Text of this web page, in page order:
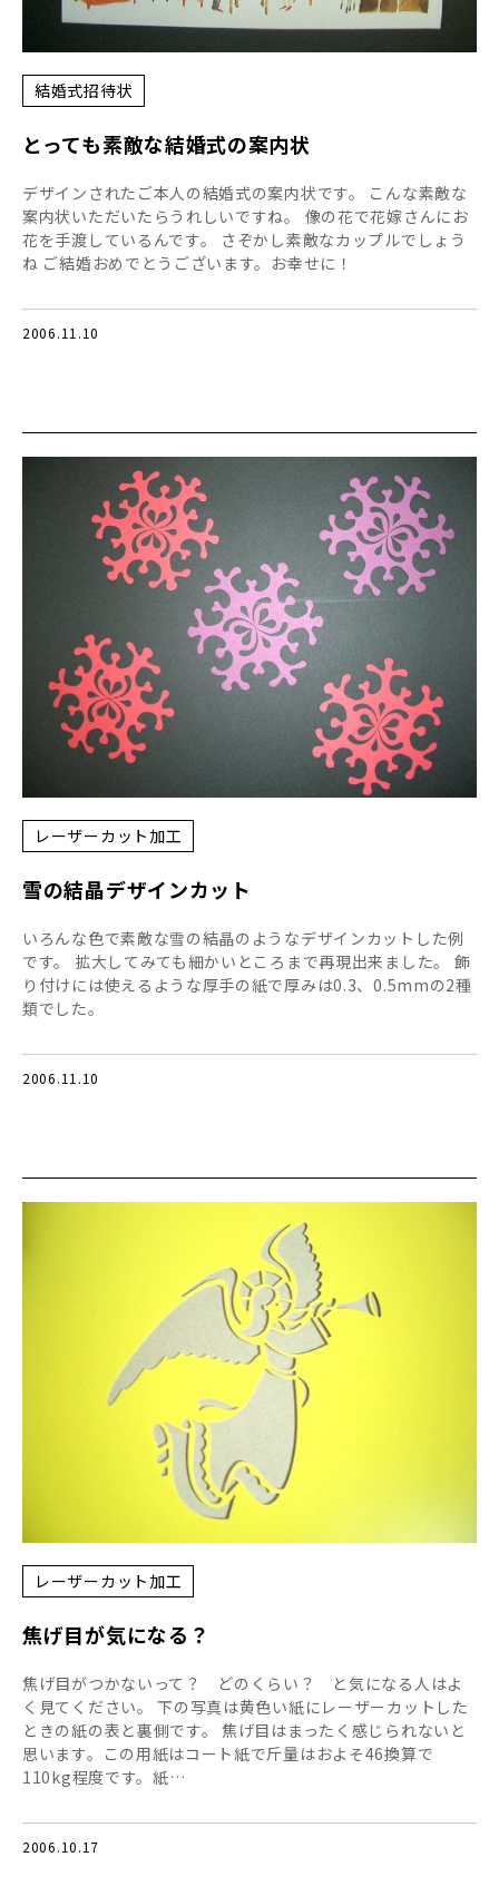
結婚式招待状
とっても素敵な結婚式の案内状
デザインされたご本人の結婚式の案内状です。 こんな素敵な
案内状いただいたらうれしいですね。 像の花で花嫁さんにお
花を手渡しているんです。 さぞかし素敵なカップルでしょう
ね ご結婚おめでとうございます。お幸せに！
2006.11.10
レーザーカット加工
雪の結晶デザインカット
いろんな色で素敵な雪の結晶のようなデザインカットした例
です。 拡大してみても細かいところまで再現出来ました。 飾
り付けには使えるような厚手の紙で厚みは0.3、0.5mmの2種
類でした。
2006.11.10
レーザーカット加工
焦げ目が気になる？
焦げ目がつかないって？ どのくらい？ と気になる人はよ
く見てください。 下の写真は黄色い紙にレーザーカットした
ときの紙の表と裏側です。 焦げ目はまったく感じられないと
思います。この用紙はコート紙で斤量はおよそ46換算で
110kg程度です。紙…
2006.10.17